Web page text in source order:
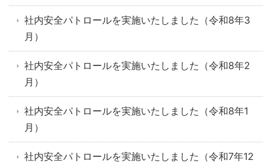
社内安全パトロールを実施いたしました（令和8年3
月）
社内安全パトロールを実施いたしました（令和8年2
月）
社内安全パトロールを実施いたしました（令和8年1
月）
社内安全パトロールを実施いたしました（令和7年12